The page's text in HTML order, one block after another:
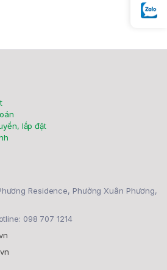
lắp đặt
Residence, Phường Xuân Phương,
098 707 1214